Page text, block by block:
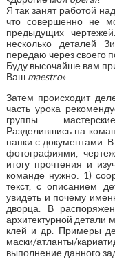
Я так занят работой
что совершенно не
предыдущих
несколько деталей
передаю через своего
Буду высочайше вам
Ваш maestro».
Затем происходит
часть урока
группы –
Разделившись на
папки с документами. В
фотографиями,
итогу прочтения и
команде нужно: 1)
текст, с описанием
увидеть и почему
дворца. В
архитектурной детали
клей и др. Примеры
маски/атланты/
выполнение данного